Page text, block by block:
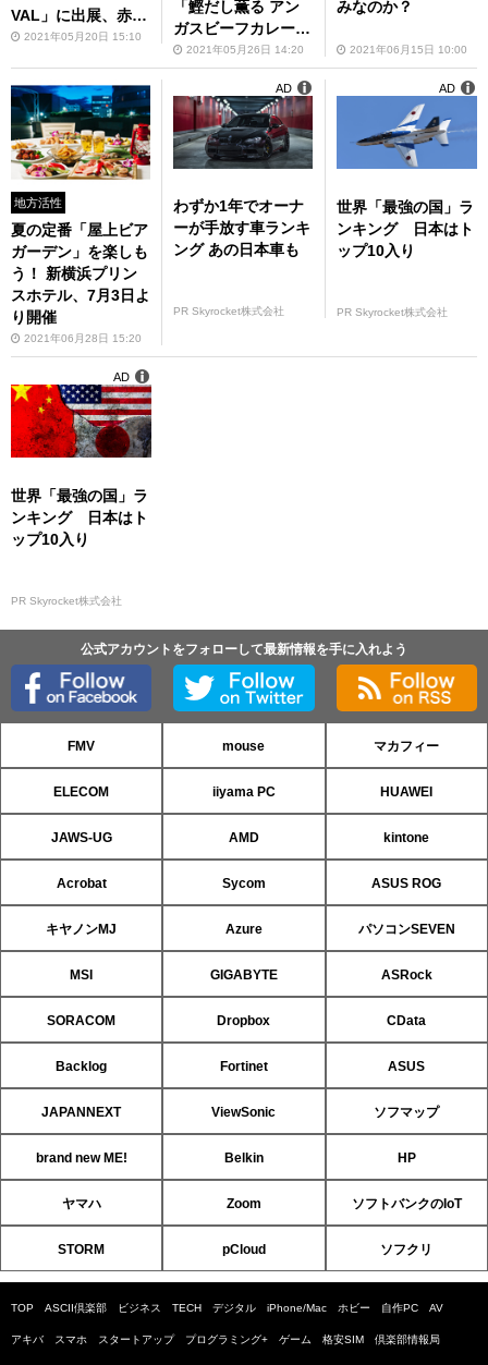
VAL」に出展、赤レ
ンガ倉庫で5月22日
2021年05月20日 15:10
「鰹だし薫る アン
ガスビーフカレーつ
け麺」新横浜ラーメ
ン博物館で6月1日か
ら販売
2021年05月26日 14:20
みなのか？
2021年06月15日 10:00
地方活性
夏の定番「屋上ビア
ガーデン」を楽しも
う！ 新横浜プリン
スホテル、7月3日よ
り開催
2021年06月28日 15:20
わずか1年でオーナ
ーが手放す車ランキ
ング あの日本車も
PR Skyrocket株式会社
AD
世界「最強の国」ラ
ンキング 日本はト
ップ10入り
PR Skyrocket株式会社
AD
世界「最強の国」ラ
ンキング 日本はト
ップ10入り
PR Skyrocket株式会社
AD
公式アカウントをフォローして最新情報を手に入れよう
FMV mouse マカフィー
ELECOM iiyama PC HUAWEI
JAWS-UG AMD kintone
Acrobat Sycom ASUS ROG
キヤノンMJ Azure パソコンSEVEN
MSI GIGABYTE ASRock
SORACOM Dropbox CData
Backlog Fortinet ASUS
JAPANNEXT ViewSonic ソフマップ
brand new ME! Belkin HP
ヤマハ Zoom ソフトバンクのIoT
STORM pCloud ソフクリ
TOP ASCII倶楽部 ビジネス TECH デジタル iPhone/Mac ホビー 自作PC AV
アキバ スマホ スタートアップ プログラミング+ ゲーム 格安SIM 倶楽部情報局